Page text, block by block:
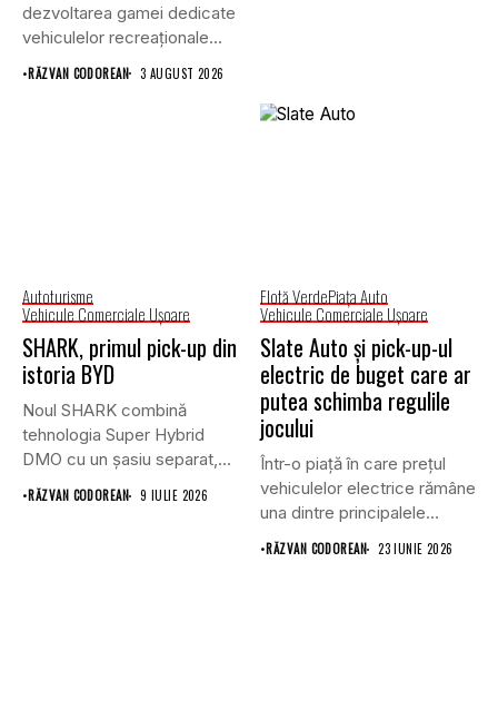
dezvoltarea gamei dedicate
vehiculelor recreaționale
prin lansarea unei versiuni
actualizate...
•RĂZVAN CODOREAN 3 AUGUST 2026
Autoturisme
Vehicule Comerciale Uşoare
SHARK, primul pick-up din
istoria BYD
Noul SHARK combină
tehnologia Super Hybrid
DMO cu un șasiu separat,
tracțiune...
•RĂZVAN CODOREAN 9 IULIE 2026
Flotă VerdePiaţa Auto
Vehicule Comerciale Uşoare
Slate Auto și pick-up-ul
electric de buget care ar
putea schimba regulile
jocului
Într-o piață în care prețul
vehiculelor electrice rămâne
una dintre principalele
bariere...
•RĂZVAN CODOREAN 23 IUNIE 2026